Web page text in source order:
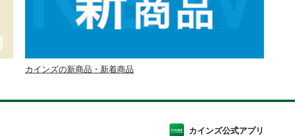
カインズの新商品・新着商品
カインズ公式アプリ